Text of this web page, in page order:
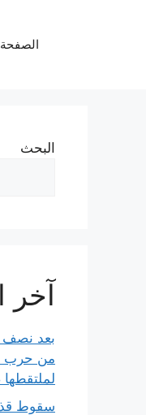
الصفحة
البحث
آخر
بعد
من حرب
سقوط